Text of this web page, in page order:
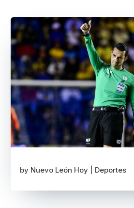
by Nuevo León Hoy Deportes